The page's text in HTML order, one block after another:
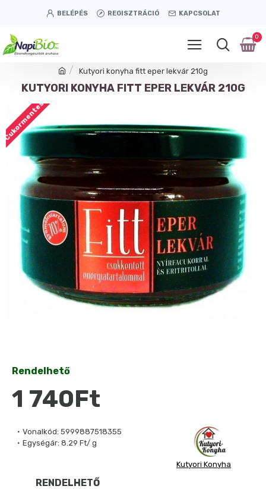
BELÉPÉS REGISZTRÁCIÓ KAPCSOLAT
0
Kutyori konyha fitt eper lekvár 210g
KUTYORI KONYHA FITT EPER LEKVÁR 210G
Cukormentes
Vonalkód: 5999887518355
Egységár: 8.29 Ft/ g
Kutyori Konyha
Rendelhető
1 740Ft
RENDELHETŐ